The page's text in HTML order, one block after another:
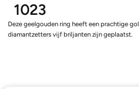
1023
Deze geelgouden ring heeft een prachtige
diamantzetters vijf briljanten zijn geplaatst.